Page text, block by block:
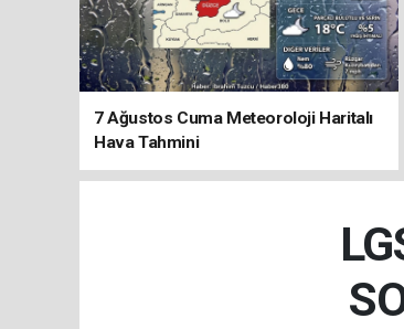
7 Ağustos Cuma Meteoroloji Haritalı
Hava Tahmini